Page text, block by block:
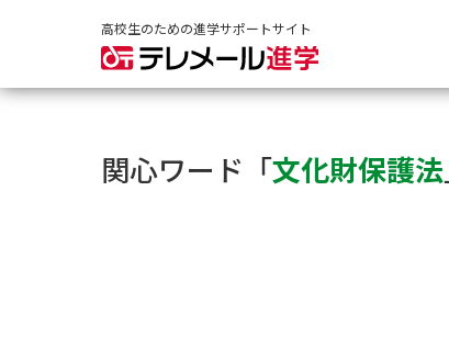
高校生のための進学サポートサイト
関心ワード「文化財保護法